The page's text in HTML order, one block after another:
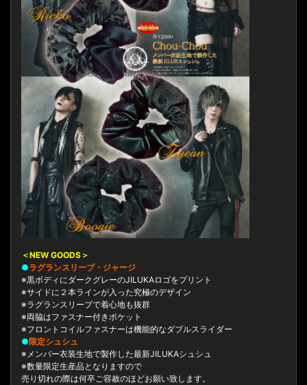
＜NEW GOODS＞
●ラグランスリーブ・ジャージ
※黒ボディにダークグレーのJILUKAロゴをプリント
※サイドに２本ラインが入った究極のデザイン
※ラグランスリーブで着心地も抜群
※両脇はファスナー付きポケット
※フロントコイルファスナーは機能的なダブルスライダー
●限定シュシュ
※メンバー衣装生地で製作した最新JILUKAシュシュ
※数量限定生産品となりますので
売り切れの際は何卒ご容赦のほどお願い致します。